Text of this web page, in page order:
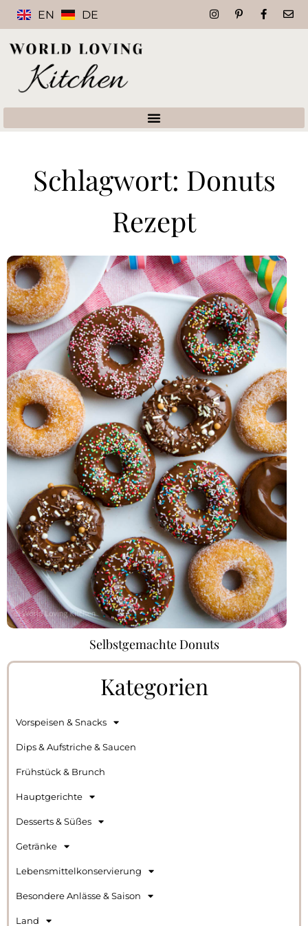
EN DE
Schlagwort: Donuts
Rezept
Selbstgemachte Donuts
Kategorien
Vorspeisen & Snacks
Dips & Aufstriche & Saucen
Frühstück & Brunch
Hauptgerichte
Desserts & Süßes
Getränke
Lebensmittelkonservierung
Besondere Anlässe & Saison
Land